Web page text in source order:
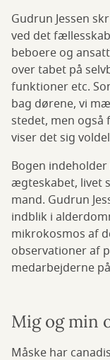
Gudrun Jessen
ved det
beboere og
over tabet på
funktioner etc.
bag dørene, vi
stedet, men også
viser det sig
Bogen
ægteskabet, livet
mand. Gudrun
indblik i
mikrokosmos af
observationer af
medarbejderne
Mig og min
Måske har